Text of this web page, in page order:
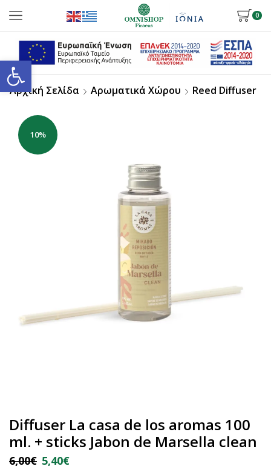
Ανοίξτε τη γραμμή εργαλείων
0
Αρχική Σελίδα Αρωματικά Χώρου Reed Diffuser
10%
Diffuser La casa de los aromas 100
ml. + sticks Jabon de Marsella clean
6,00€ 5,40€